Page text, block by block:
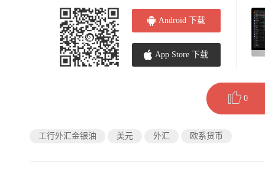
Android 下载
App Store 下载
0
工行外汇金银油 美元 外汇 欧系货币